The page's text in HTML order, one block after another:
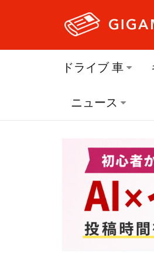
ドライブ 車
ニュース